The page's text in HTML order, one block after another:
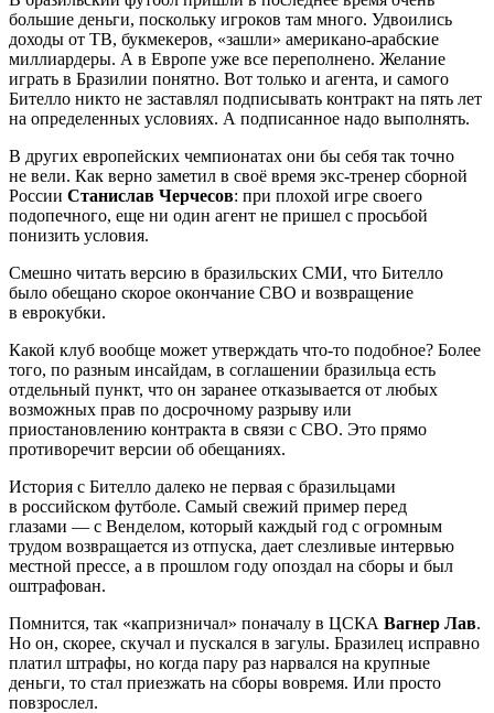
большие деньги, поскольку игроков там много. Удвоились
доходы от ТВ, букмекеров, «зашли» американо-арабские
миллиардеры. А в Европе уже все переполнено. Желание
играть в Бразилии понятно. Вот только и агента, и самого
Бителло никто не заставлял подписывать контракт на пять лет
на определенных условиях. А подписанное надо выполнять.
В других европейских чемпионатах они бы себя так точно
не вели. Как верно заметил в своё время экс-тренер сборной
России Станислав Черчесов: при плохой игре своего
подопечного, еще ни один агент не пришел с просьбой
понизить условия.
Смешно читать версию в бразильских СМИ, что Бителло
было обещано скорое окончание СВО и возвращение
в еврокубки.
Какой клуб вообще может утверждать что-то подобное? Более
того, по разным инсайдам, в соглашении бразильца есть
отдельный пункт, что он заранее отказывается от любых
возможных прав по досрочному разрыву или
приостановлению контракта в связи с СВО. Это прямо
противоречит версии об обещаниях.
История с Бителло далеко не первая с бразильцами
в российском футболе. Самый свежий пример перед
глазами — с Венделом, который каждый год с огромным
трудом возвращается из отпуска, дает слезливые интервью
местной прессе, а в прошлом году опоздал на сборы и был
оштрафован.
Помнится, так «капризничал» поначалу в ЦСКА Вагнер Лав.
Но он, скорее, скучал и пускался в загулы. Бразилец исправно
платил штрафы, но когда пару раз нарвался на крупные
деньги, то стал приезжать на сборы вовремя. Или просто
повзрослел.